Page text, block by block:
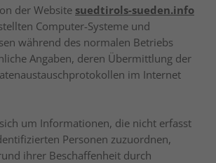
der Website suedtirols-sueden.info
Computer-Systeme und
während des normalen Betriebs
Angaben, deren Übermittlung der
im Internet
um Informationen, die nicht erfasst
Personen zuzuordnen,
ihrer Beschaffenheit durch